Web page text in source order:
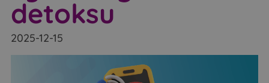
detoksu
2025-12-15